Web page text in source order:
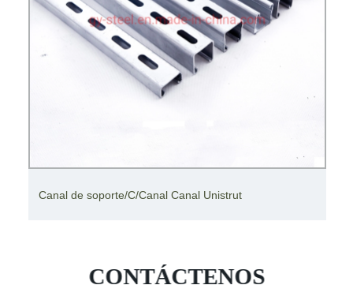
Canal de soporte/C/Canal Canal Unistrut
CONTÁCTENOS